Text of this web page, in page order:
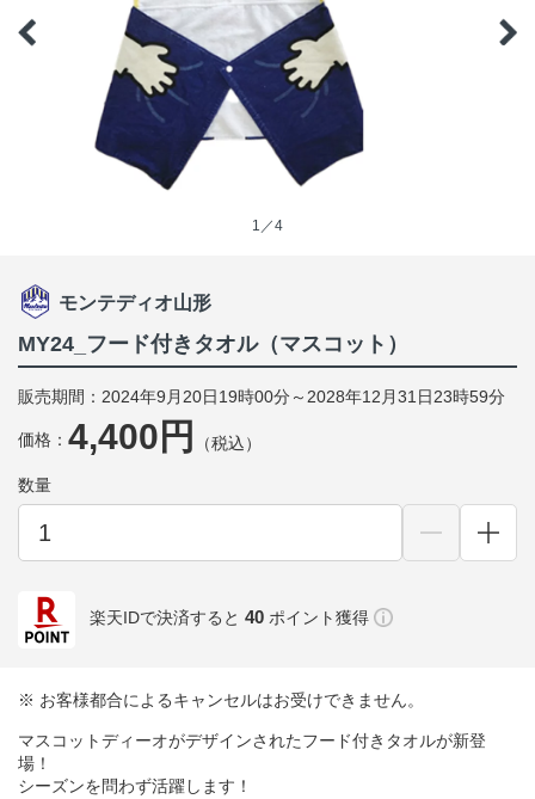
1／4
モンテディオ山形
MY24_フード付きタオル（マスコット）
販売期間：2024年9月20日19時00分～2028年12月31日23時59分
価格： 4,400円 （税込）
数量
楽天IDで決済すると 40 ポイント獲得
※ お客様都合によるキャンセルはお受けできません。
マスコットディーオがデザインされたフード付きタオルが新登
場！
シーズンを問わず活躍します！